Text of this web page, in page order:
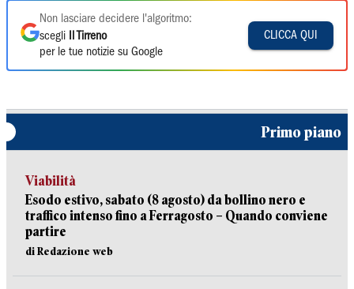
Non lasciare decidere l'algoritmo:
scegli
Il Tirreno
per le tue notizie su Google
CLICCA QUI
Primo piano
Viabilità
Esodo estivo, sabato (8 agosto) da bollino nero e
traffico intenso fino a Ferragosto – Quando conviene
partire
di Redazione web